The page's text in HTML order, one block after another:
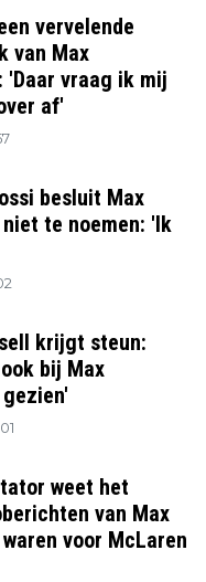
vervelende
van Max
'Daar vraag ik mij
af'
besluit Max
te noemen: 'Ik
krijgt steun:
bij Max
weet het
van Max
voor McLaren